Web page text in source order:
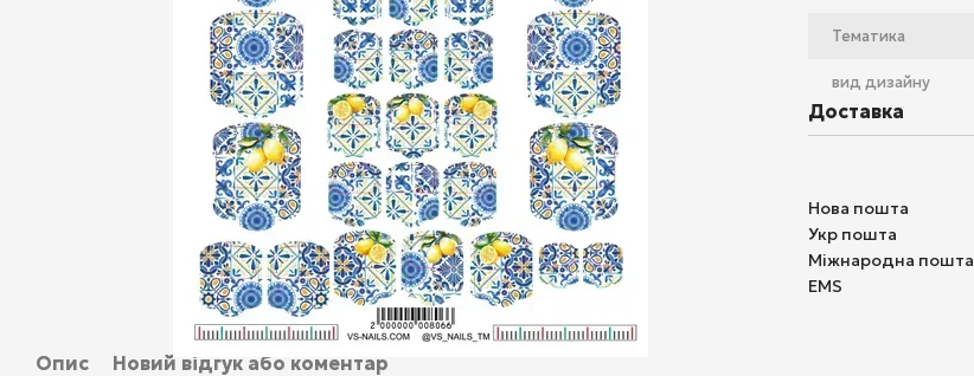
Опис Новий відгук або коментар
Тематика
вид дизайну
Доставка
Нова пошта
Укр пошта
Міжнародна пошта
EMS